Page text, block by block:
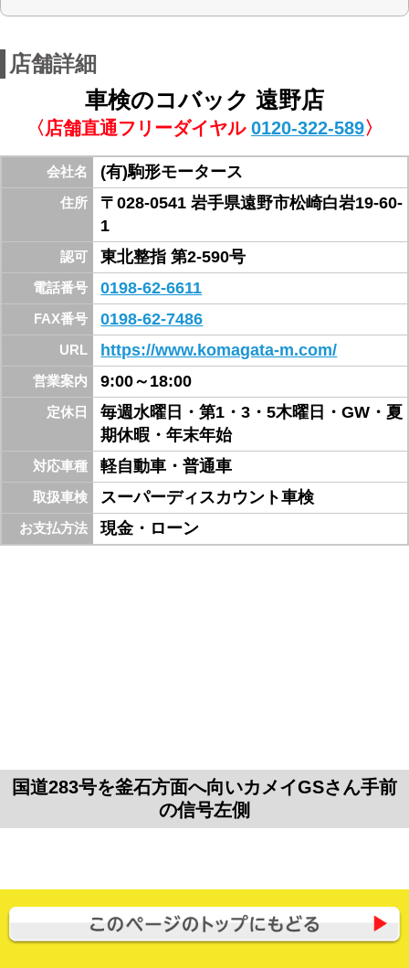
国道283号を釜石方面へ向いカメイGSさん手前